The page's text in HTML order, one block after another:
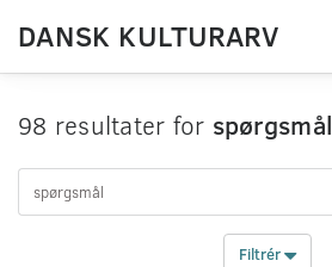
DANSK KULTURARV
98 resultater for spørgsmål
Filtrér